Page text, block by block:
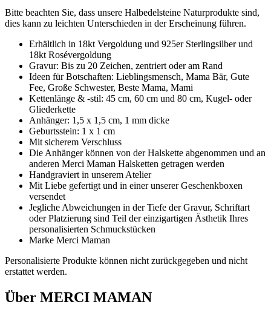
Bitte beachten Sie, dass unsere Halbedelsteine Naturprodukte sind,
dies kann zu leichten Unterschieden in der Erscheinung führen.
Erhältlich in 18kt Vergoldung und 925er Sterlingsilber und
18kt Rosévergoldung
Gravur: Bis zu 20 Zeichen, zentriert oder am Rand
Ideen für Botschaften: Lieblingsmensch, Mama Bär, Gute
Fee, Große Schwester, Beste Mama, Mami
Kettenlänge & -stil: 45 cm, 60 cm und 80 cm, Kugel- oder
Gliederkette
Anhänger: 1,5 x 1,5 cm, 1 mm dicke
Geburtsstein: 1 x 1 cm
Mit sicherem Verschluss
Die Anhänger können von der Halskette abgenommen und an
anderen Merci Maman Halsketten getragen werden
Handgraviert in unserem Atelier
Mit Liebe gefertigt und in einer unserer Geschenkboxen
versendet
Jegliche Abweichungen in der Tiefe der Gravur, Schriftart
oder Platzierung sind Teil der einzigartigen Ästhetik Ihres
personalisierten Schmuckstücken
Marke Merci Maman
Personalisierte Produkte können nicht zurückgegeben und nicht
erstattet werden.
Über MERCI MAMAN